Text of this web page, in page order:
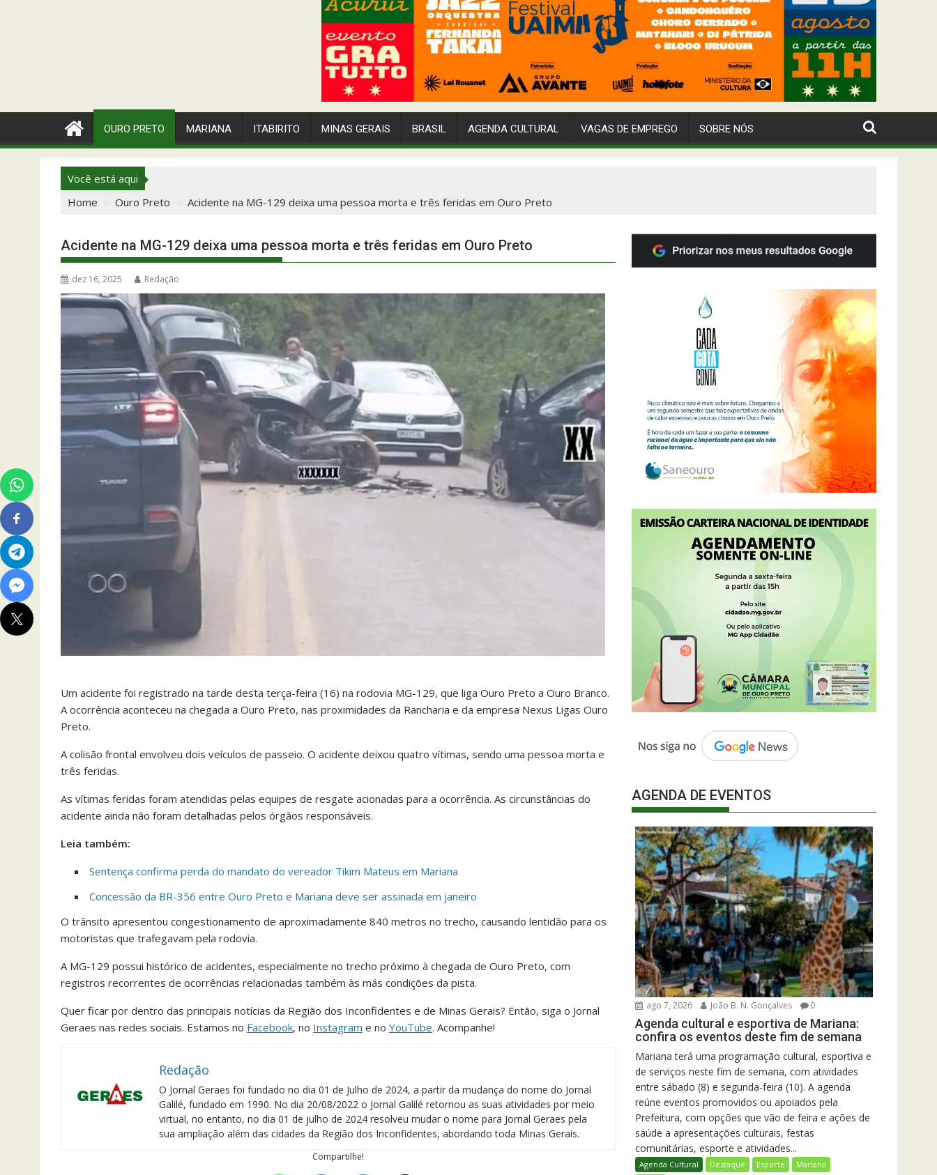
OURO PRETO MARIANA ITABIRITO MINAS GERAIS BRASIL AGENDA CULTURAL VAGAS DE EMPREGO SOBRE NÓS
Você está aqui
Home
Ouro Preto Acidente na MG-129 deixa uma pessoa morta e três feridas em Ouro Preto
Acidente na MG-129 deixa uma pessoa morta e três feridas em Ouro Preto
dez 16, 2025 Redação
Um acidente foi registrado na tarde desta terça-feira (16) na rodovia MG-129, que liga Ouro Preto a Ouro Branco.
A ocorrência aconteceu na chegada a Ouro Preto, nas proximidades da Rancharia e da empresa Nexus Ligas Ouro
Preto.
A colisão frontal envolveu dois veículos de passeio. O acidente deixou quatro vítimas, sendo uma pessoa morta e
três feridas.
As vítimas feridas foram atendidas pelas equipes de resgate acionadas para a ocorrência. As circunstâncias do
acidente ainda não foram detalhadas pelos órgãos responsáveis.
Leia também:
Sentença confirma perda do mandato do vereador Tikim Mateus em Mariana
Concessão da BR-356 entre Ouro Preto e Mariana deve ser assinada em janeiro
O trânsito apresentou congestionamento de aproximadamente 840 metros no trecho, causando lentidão para os
motoristas que trafegavam pela rodovia.
A MG-129 possui histórico de acidentes, especialmente no trecho próximo à chegada de Ouro Preto, com
registros recorrentes de ocorrências relacionadas também às más condições da pista.
Quer ficar por dentro das principais notícias da Região dos Inconfidentes e de Minas Gerais? Então, siga o Jornal
Geraes nas redes sociais. Estamos no Facebook, no Instagram e no YouTube. Acompanhe!
Redação
O Jornal Geraes foi fundado no dia 01 de Julho de 2024, a partir da mudança do nome do Jornal
Galilé, fundado em 1990. No dia 20/08/2022 o Jornal Galilé retornou as suas atividades por meio
virtual, no entanto, no dia 01 de julho de 2024 resolveu mudar o nome para Jornal Geraes pela
sua ampliação além das cidades da Região dos Inconfidentes, abordando toda Minas Gerais.
Compartilhe!
AGENDA DE EVENTOS
ago 7, 2026 João B. N. Gonçalves 0
Agenda cultural e esportiva de Mariana:
confira os eventos deste fim de semana
Mariana terá uma programação cultural, esportiva e
de serviços neste fim de semana, com atividades
entre sábado (8) e segunda-feira (10). A agenda
reúne eventos promovidos ou apoiados pela
Prefeitura, com opções que vão de feira e ações de
saúde a apresentações culturais, festas
comunitárias, esporte e atividades...
Agenda Cultural Destaque Esporte
Mariana